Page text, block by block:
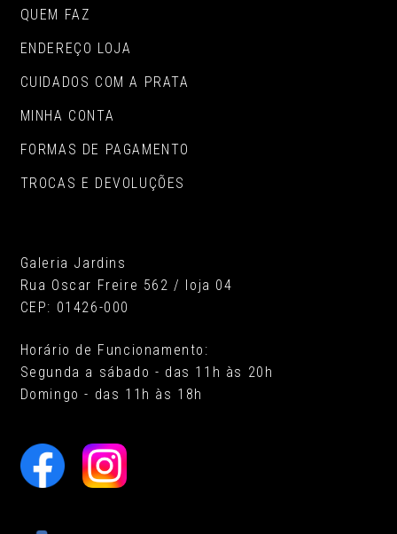
QUEM FAZ
ENDEREÇO LOJA
CUIDADOS COM A PRATA
MINHA CONTA
FORMAS DE PAGAMENTO
TROCAS E DEVOLUÇÕES
Galeria Jardins
Rua Oscar Freire 562 / loja 04
CEP: 01426-000
Horário de Funcionamento:
Segunda a sábado - das 11h às 20h
Domingo - das 11h às 18h